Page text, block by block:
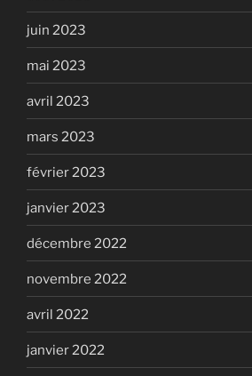
juin 2023
mai 2023
avril 2023
mars 2023
février 2023
janvier 2023
décembre 2022
novembre 2022
avril 2022
janvier 2022